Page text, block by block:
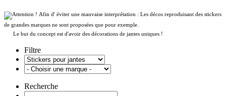
Afin d' éviter une mauvaise interprétation : Les décos reproduisant des stickers
de grandes marques ne sont proposées que pour exemple.
Le but du concept est d'avoir des décorations de jantes uniques !
Filtre
Recherche